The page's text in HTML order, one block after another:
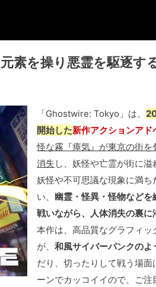
素を操り悪霊を駆逐す
「Ghostwire: Tokyo」は、
開始した新作アクションアド
怪な霧『瘴気』が東京の街
消失 し、妖怪や亡霊が街に溢
妖怪や不可思議な現象に満
い、 幽霊・怪異・怪物などを
戦いながら、人体消失の裏に
本作は、高品質なグラフィ
が、和風サイバーパンクのよ
だり、切ったりして戦う場
ーンでカッコイイので、ご注